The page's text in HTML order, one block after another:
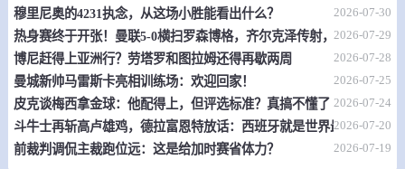
情报
波斯甲 08-09 03:00
伯拉治 0 - 0 史洛加多波
情报
穆里尼奥的4231执念，从这场小胜能看出什么？ 2026-07-30
热身赛终于开张！曼联5-0横扫罗森博格，齐尔克泽传射，19岁小将惊
2026-07-29
博尼赶得上亚洲行？劳塔罗和图拉姆还得再歇两周 2026-07-28
曼城新帅马雷斯卡亮相训练场：欢迎回家！ 2026-07-25
皮克谈梅西拿金球：他配得上，但评选标准？真搞不懂了 2026-07-24
斗牛士再斩高卢雄鸡，德拉富恩特放话：西班牙就是世界最强2026-07-20
前裁判调侃主裁跑位远：这是给加时赛省体力？ 2026-07-19